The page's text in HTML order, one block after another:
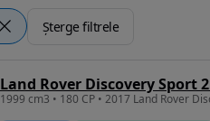
Șterge filtrele
Land Rover Discovery Sport